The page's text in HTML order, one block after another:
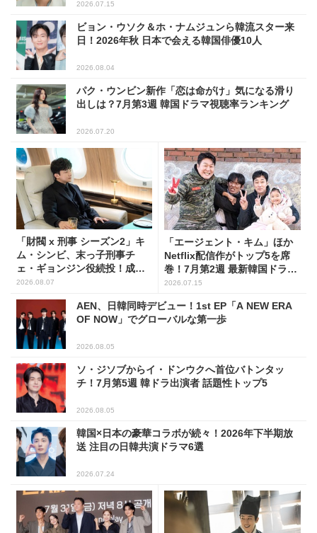
2026.07.15
ビョン・ウソク＆ホ・ナムジュンら韓流スター来
日！2026年秋 日本で会える韓国俳優10人
2026.08.04
パク・ウンビン新作「恋は命がけ」気になる滑り
出しは？7月第3週 韓国ドラマ視聴率ランキング
2026.07.20
「財閥 x 刑事 シーズン2」キ
ム・シンビ、末っ子刑事チ
ェ・ギョンジン役続投！成長
した姿に注目
2026.08.07
「エージェント・キム」ほか
Netflix配信作がトップ5を席
巻！7月第2週 最新韓国ドラマ
話題性1位～5位
2026.07.15
AEN、日韓同時デビュー！1st EP「A NEW ERA
OF NOW」でグローバルな第一歩
2026.08.05
ソ・ジソブからイ・ドンウクへ首位バトンタッ
チ！7月第5週 韓ドラ出演者 話題性トップ5
2026.08.05
韓国×日本の豪華コラボが続々！2026年下半期放
送 注目の日韓共演ドラマ6選
2026.07.24